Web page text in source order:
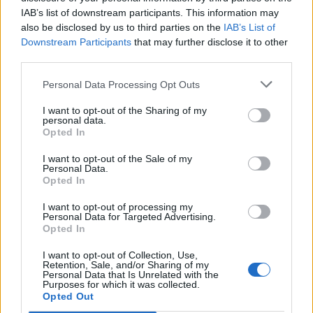
IAB’s list of downstream participants. This information may
also be disclosed by us to third parties on the IAB’s List of
Downstream Participants that may further disclose it to other
Personal Data Processing Opt Outs
I want to opt-out of the Sharing of my
personal data.
Opted In
I want to opt-out of the Sale of my
Personal Data.
Opted In
I want to opt-out of processing my
Personal Data for Targeted Advertising.
Opted In
I want to opt-out of Collection, Use,
Retention, Sale, and/or Sharing of my
Personal Data that Is Unrelated with the
Purposes for which it was collected.
Opted Out
για την ανάπτυξη προηγμένων αμυντικών
τεχνολογιών
07/08/2026 - 16:11 ΕΠΙΧΕΙΡΗΣΕΙΣ
1,1534 δολάρια
Χρηματιστήριο: Στις 2.623,19 μονάδες ο Γενικός
07/08/2026 - 15:21 ΟΙΚΟΝΟΜΙΑ
άνω των 40°C σε Ιταλία, Ισπανία και Βαλκάνια
07/08/2026 - 14:58
Fourlis: Συμφωνία για την πώληση συμμετοχής στο
Sofia South Ring Mall έναντι 49,35 εκατ. ευρώ
07/08/2026 - 14:39 ΕΠΙΧΕΙΡΗΣΕΙΣ